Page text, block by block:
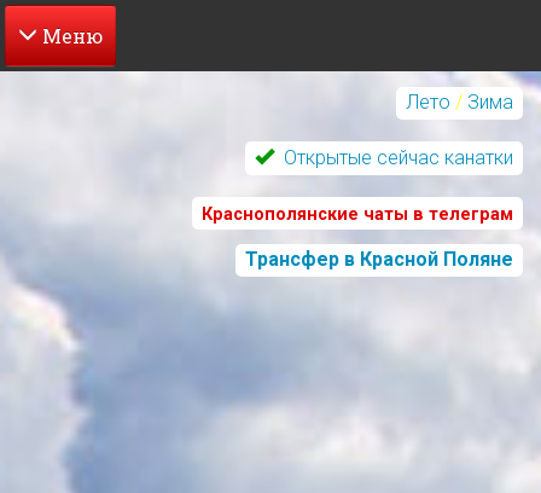
Перейти
Лето / Зима
Открытые сейчас канатки
Краснополянские чаты в телеграм
Трансфер в Красной Поляне